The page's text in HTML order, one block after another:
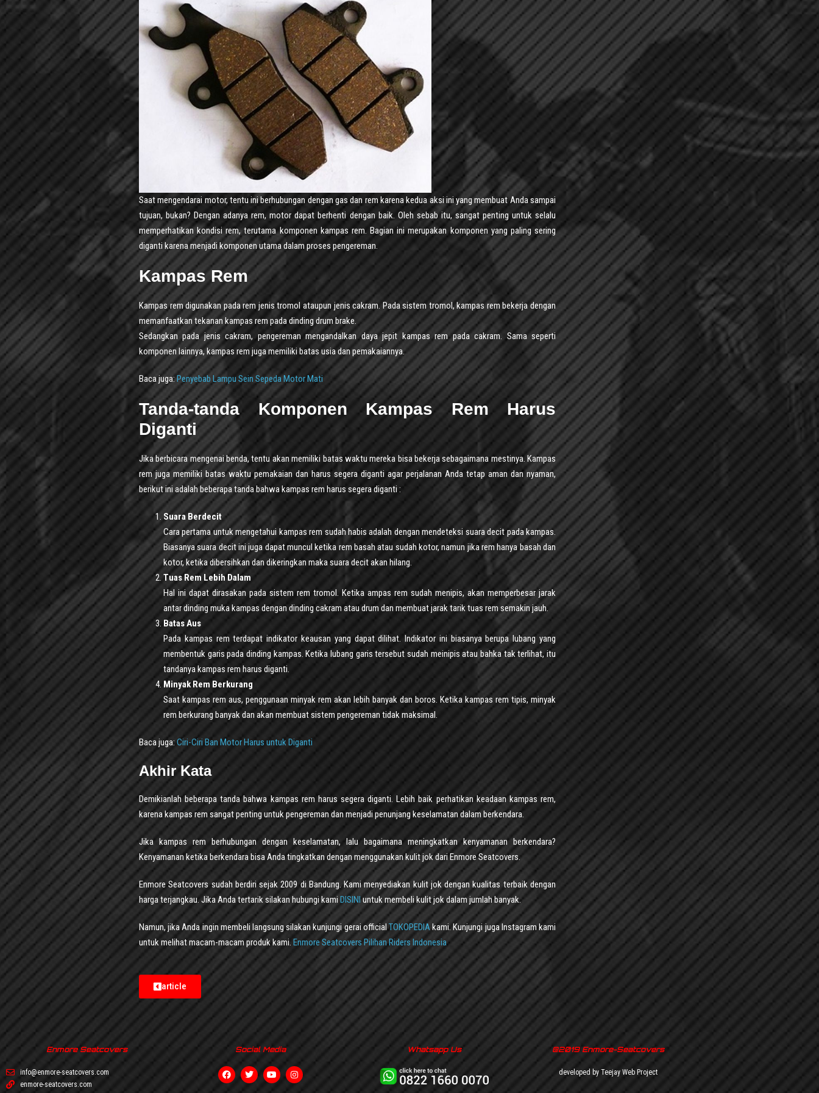
Saat mengendarai motor, tentu ini berhubungan dengan gas dan rem karena kedua aksi ini yang membuat Anda sampai
tujuan, bukan? Dengan adanya rem, motor dapat berhenti dengan baik. Oleh sebab itu, sangat penting untuk selalu
memperhatikan kondisi rem, terutama komponen kampas rem. Bagian ini merupakan komponen yang paling sering
diganti karena menjadi komponen utama dalam proses pengereman.
Kampas Rem
Kampas rem digunakan pada rem jenis tromol ataupun jenis cakram. Pada sistem tromol, kampas rem bekerja dengan
memanfaatkan tekanan kampas rem pada dinding drum brake.
Sedangkan pada jenis cakram, pengereman mengandalkan daya jepit kampas rem pada cakram. Sama seperti
komponen lainnya, kampas rem juga memiliki batas usia dan pemakaiannya.
Baca juga:Penyebab Lampu Sein Sepeda Motor Mati
Tanda-tanda Komponen Kampas Rem Harus
Diganti
Jika berbicara mengenai benda, tentu akan memiliki batas waktu mereka bisa bekerja sebagaimana mestinya. Kampas
rem juga memiliki batas waktu pemakaian dan harus segera diganti agar perjalanan Anda tetap aman dan nyaman,
berikut ini adalah beberapa tanda bahwa kampas rem harus segera diganti :
Suara Berdecit
Cara pertama untuk mengetahui kampas rem sudah habis adalah dengan mendeteksi suara decit pada kampas.
Biasanya suara decit ini juga dapat muncul ketika rem basah atau sudah kotor, namun jika rem hanya basah dan
kotor, ketika dibersihkan dan dikeringkan maka suara decit akan hilang.
Tuas Rem Lebih Dalam
Hal ini dapat dirasakan pada sistem rem tromol. Ketika ampas rem sudah menipis, akan memperbesar jarak
antar dinding muka kampas dengan dinding cakram atau drum dan membuat jarak tarik tuas rem semakin jauh.
Batas Aus
Pada kampas rem terdapat indikator keausan yang dapat dilihat. Indikator ini biasanya berupa lubang yang
membentuk garis pada dinding kampas. Ketika lubang garis tersebut sudah meinipis atau bahka tak terlihat, itu
tandanya kampas rem harus diganti.
Minyak Rem Berkurang
Saat kampas rem aus, penggunaan minyak rem akan lebih banyak dan boros. Ketika kampas rem tipis, minyak
rem berkurang banyak dan akan membuat sistem pengereman tidak maksimal.
Baca juga: Ciri-Ciri Ban Motor Harus untuk Diganti
Akhir Kata
Demikianlah beberapa tanda bahwa kampas rem harus segera diganti. Lebih baik perhatikan keadaan kampas rem,
karena kampas rem sangat penting untuk pengereman dan menjadi penunjang keselamatan dalam berkendara.
Jika kampas rem berhubungan dengan keselamatan, lalu bagaimana meningkatkan kenyamanan berkendara?
Kenyamanan ketika berkendara bisa Anda tingkatkan dengan menggunakan kulit jok dari Enmore Seatcovers.
Enmore Seatcovers sudah berdiri sejak 2009 di Bandung. Kami menyediakan kulit jok dengan kualitas terbaik dengan
harga terjangkau. Jika Anda tertarik silakan hubungi kami DISINIuntuk membeli kulit jok dalam jumlah banyak.
Namun, jika Anda ingin membeli langsung silakan kunjungi gerai officialTOKOPEDIAkami. Kunjungi juga Instagram kami
untuk melihat macam-macam produk kami. Enmore Seatcovers Pilihan Riders Indonesia
article
Enmore Seatcovers
info@enmore-seatcovers.com
enmore-seatcovers.com
Social Media Whatsapp Us @2019 Enmore-Seatcovers
developed by Teejay Web Project